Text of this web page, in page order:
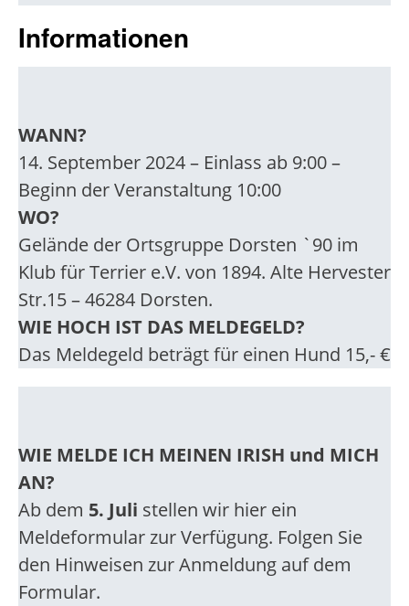
Informationen
WANN?
14. September 2024 – Einlass ab 9:00 –
Beginn der Veranstaltung 10:00
WO?
Gelände der Ortsgruppe Dorsten `90 im
Klub für Terrier e.V. von 1894. Alte Hervester
Str.15 – 46284 Dorsten.
WIE HOCH IST DAS MELDEGELD?
Das Meldegeld beträgt für einen Hund 15,- €
WIE MELDE ICH MEINEN IRISH und MICH
AN?
Ab dem 5. Juli stellen wir hier ein
Meldeformular zur Verfügung. Folgen Sie
den Hinweisen zur Anmeldung auf dem
Formular.